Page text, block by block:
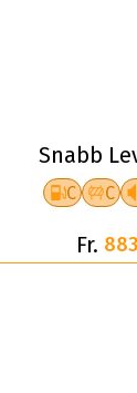
Snabb
C C
Fr.